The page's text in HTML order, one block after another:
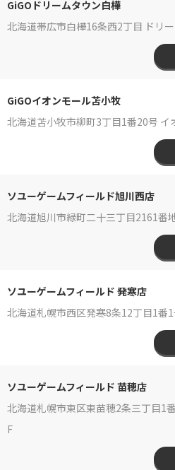
GiGOドリームタウン白樺
北海道帯広市白樺16条西2丁目 ドリ
GiGOイオンモール苫小牧
北海道苫小牧市柳町3丁目1番20号 イ
ソユーゲームフィールド旭川西店
北海道旭川市緑町二十三丁目2161
ソユーゲームフィールド 発寒店
北海道札幌市西区発寒8条12丁目1
ソユーゲームフィールド 苗穂店
北海道札幌市東区東苗穂2条三丁目
F